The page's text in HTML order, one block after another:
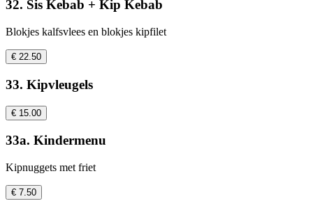
32. Sis Kebab + Kip Kebab
Blokjes kalfsvlees en blokjes kipfilet
€ 22.50
33. Kipvleugels
€ 15.00
33a. Kindermenu
Kipnuggets met friet
€ 7.50